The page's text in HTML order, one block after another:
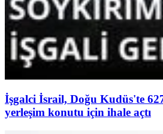
İşgalci İsrail, Doğu Kudüs'te 627
yerleşim konutu için ihale açtı